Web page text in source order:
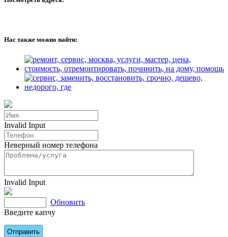
Нас также можно найти:
Invalid Input
Неверный номер телефона
Invalid Input
Обновить
Введите капчу